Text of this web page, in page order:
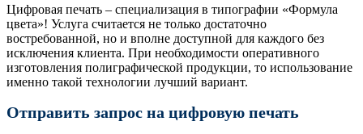
Цифровая печать – специализация в типографии «Формула
цвета»! Услуга считается не только достаточно
востребованной, но и вполне доступной для каждого без
исключения клиента. При необходимости оперативного
изготовления полиграфической продукции, то использование
именно такой технологии лучший вариант.
Отправить запрос на цифровую печать